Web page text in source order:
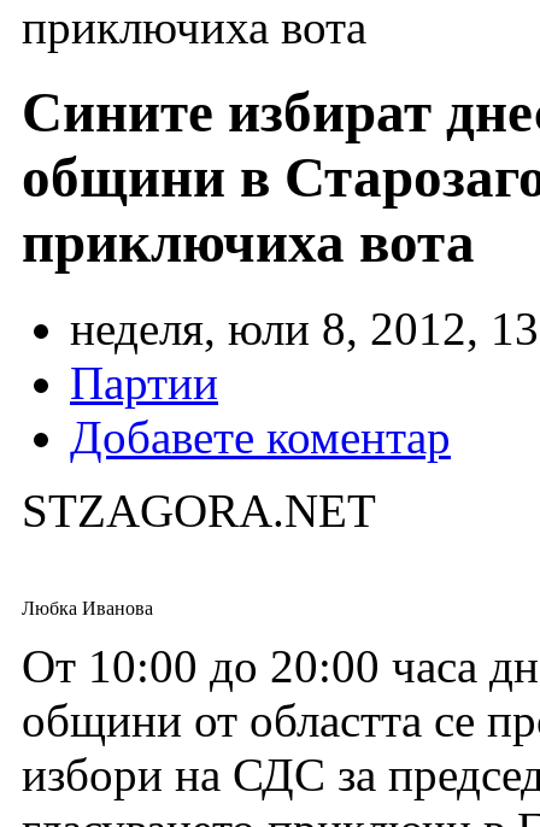
приключиха вота
Сините избират
общини в
приключиха вота
неделя, юли 8, 2012,
Партии
Добавете коментар
STZAGORA.NET
Любка Иванова
От 10:00 до 20:00 часа
общини от областта се
избори на СДС за